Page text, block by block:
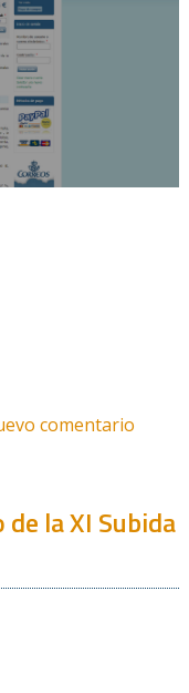
de tienda online
comentario
la XI Subida